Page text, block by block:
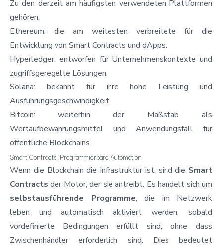
Zu den derzeit am häufigsten verwendeten Plattformen
gehören:
Ethereum: die am weitesten verbreitete für die
Entwicklung von Smart Contracts und dApps.
Hyperledger: entworfen für Unternehmenskontexte und
zugriffsgeregelte Lösungen.
Solana: bekannt für ihre hohe Leistung und
Ausführungsgeschwindigkeit.
Bitcoin: weiterhin der Maßstab als
Wertaufbewahrungsmittel und Anwendungsfall für
öffentliche Blockchains.
Smart Contracts: Programmierbare Automation
Wenn die Blockchain die Infrastruktur ist, sind die Smart
Contracts der Motor, der sie antreibt. Es handelt sich um
selbstausführende Programme, die im Netzwerk
leben und automatisch aktiviert werden, sobald
vordefinierte Bedingungen erfüllt sind, ohne dass
Zwischenhändler erforderlich sind. Dies bedeutet